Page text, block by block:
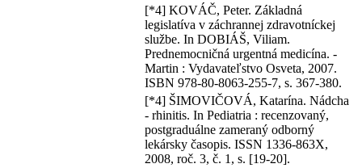
[*4] KOVÁČ, Peter. Základná
legislatíva v záchrannej zdravotníckej
službe. In DOBIÁŠ, Viliam.
Prednemocničná urgentná medicína. -
Martin : Vydavateľstvo Osveta, 2007.
ISBN 978-80-8063-255-7, s. 367-380.
[*4] ŠIMOVIČOVÁ, Katarína. Nádcha
- rhinitis. In Pediatria : recenzovaný,
postgraduálne zameraný odborný
lekársky časopis. ISSN 1336-863X,
2008, roč. 3, č. 1, s. [19-20].